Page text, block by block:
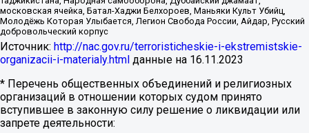
московская ячейка, Батал-Хаджи Белхороев, Маньяки Культ Убийц,
Молодёжь Которая Улыбается, Легион Свобода России, Айдар, Русский
добровольческий корпус
Источник: http://nac.gov.ru/terroristicheskie-i-ekstremistskie-
organizacii-i-materialy.html данные на 16.11.2023
* Перечень общественных объединений и религиозных
организаций в отношении которых судом принято
вступившее в законную силу решение о ликвидации или
запрете деятельности: